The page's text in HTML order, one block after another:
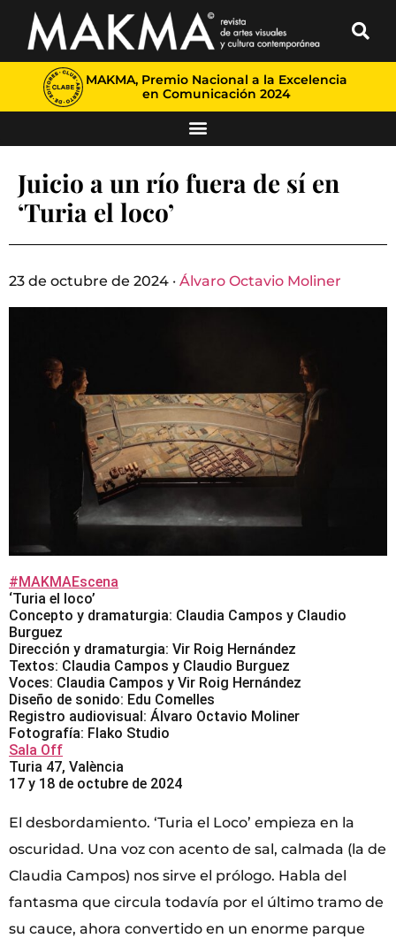
MAKMA, Premio Nacional a la Excelencia
en Comunicación 2024
Juicio a un río fuera de sí en
‘Turia el loco’
23 de octubre de 2024 · Álvaro Octavio Moliner
#MAKMAEscena
‘Turia el loco’
Concepto y dramaturgia: Claudia Campos y Claudio
Burguez
Dirección y dramaturgia: Vir Roig Hernández
Textos: Claudia Campos y Claudio Burguez
Voces: Claudia Campos y Vir Roig Hernández
Diseño de sonido: Edu Comelles
Registro audiovisual: Álvaro Octavio Moliner
Fotografía: Flako Studio
Sala Off
Turia 47, València
17 y 18 de octubre de 2024
El desbordamiento. ‘Turia el Loco’ empieza en la
oscuridad. Una voz con acento de sal, calmada (la de
Claudia Campos) nos sirve el prólogo. Habla del
fantasma que circula todavía por el último tramo de
su cauce, ahora convertido en un enorme parque